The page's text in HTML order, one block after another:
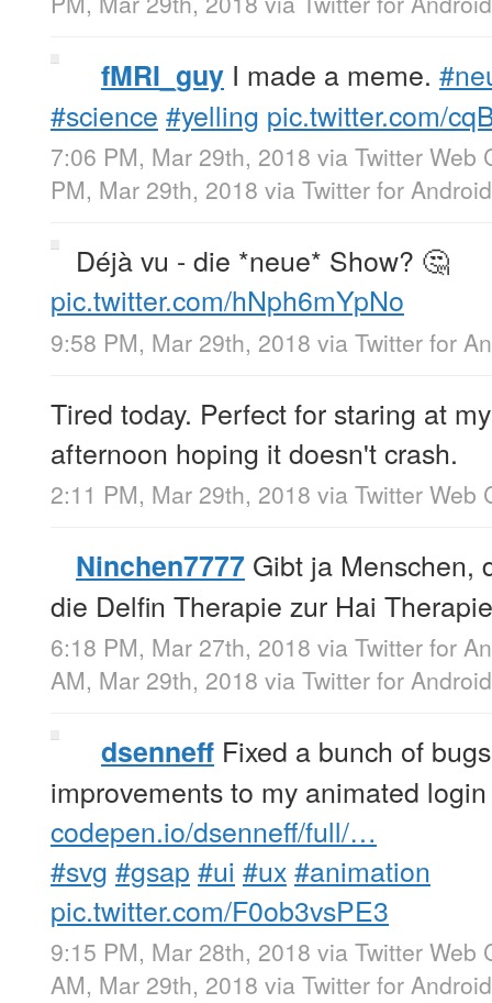
fMRI_guy I made a meme.
#science #yelling pic.twitter.com/
7:06 PM, Mar 29th, 2018 via Twitter Web
PM, Mar 29th, 2018 via Twitter for Android
Déjà vu - die *neue* Show? 🤔
pic.twitter.com/hNph6mYpNo
9:58 PM, Mar 29th, 2018 via Twitter for
Tired today. Perfect for staring at
afternoon hoping it doesn't crash.
2:11 PM, Mar 29th, 2018 via Twitter Web
Ninchen7777 Gibt ja Menschen,
die Delfin Therapie zur Hai
6:18 PM, Mar 27th, 2018 via Twitter for
AM, Mar 29th, 2018 via Twitter for Android
dsenneff Fixed a bunch of
improvements to my animated
codepen.io/dsenneff/full/…
#svg #gsap #ui #ux#animation
pic.twitter.com/F0ob3vsPE3
9:15 PM, Mar 28th, 2018 via Twitter Web
AM, Mar 29th, 2018 via Twitter for Android